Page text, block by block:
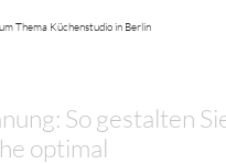
Thema Küchenstudio in Berlin
So gestalten
optimal